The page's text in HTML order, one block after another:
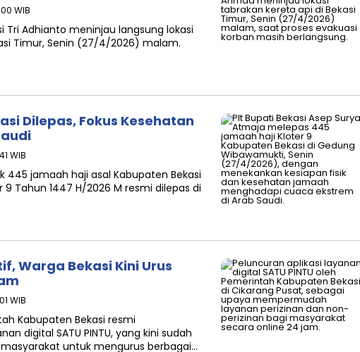
WIB
Tri Adhianto meninjau langsung lokasi
Timur, Senin (27/4/2026) malam.
Dilepas, Fokus Kesehatan
WIB
445 jamaah haji asal Kabupaten Bekasi
Tahun 1447 H/2026 M resmi dilepas di
Warga Bekasi Kini Urus
WIB
Kabupaten Bekasi resmi
digital SATU PINTU, yang kini sudah
untuk mengurus berbagai…